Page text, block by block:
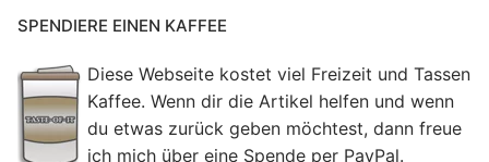
SPENDIERE EINEN KAFFEE
Diese Webseite kostet viel Freizeit und Tassen
Kaffee. Wenn dir die Artikel helfen und wenn
du etwas zurück geben möchtest, dann freue
ich mich über eine Spende per PayPal.